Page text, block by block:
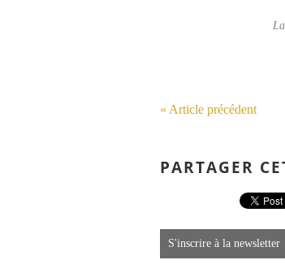
« Article précédent
PARTAGER
S'inscrire à la newsletter